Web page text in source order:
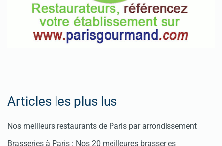
Articles les plus lus
Nos meilleurs restaurants de Paris par arrondissement
Brasseries à Paris : Nos 20 meilleures brasseries